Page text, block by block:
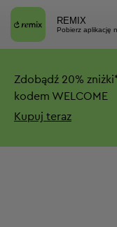
REMIX
Pobierz aplikację
Zdobądź 20%
kodem WELCOME
Kupuj teraz